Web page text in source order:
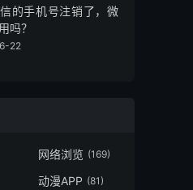
的手机号注销了，微
吗？
22
网络浏览 (169)
动漫APP (81)